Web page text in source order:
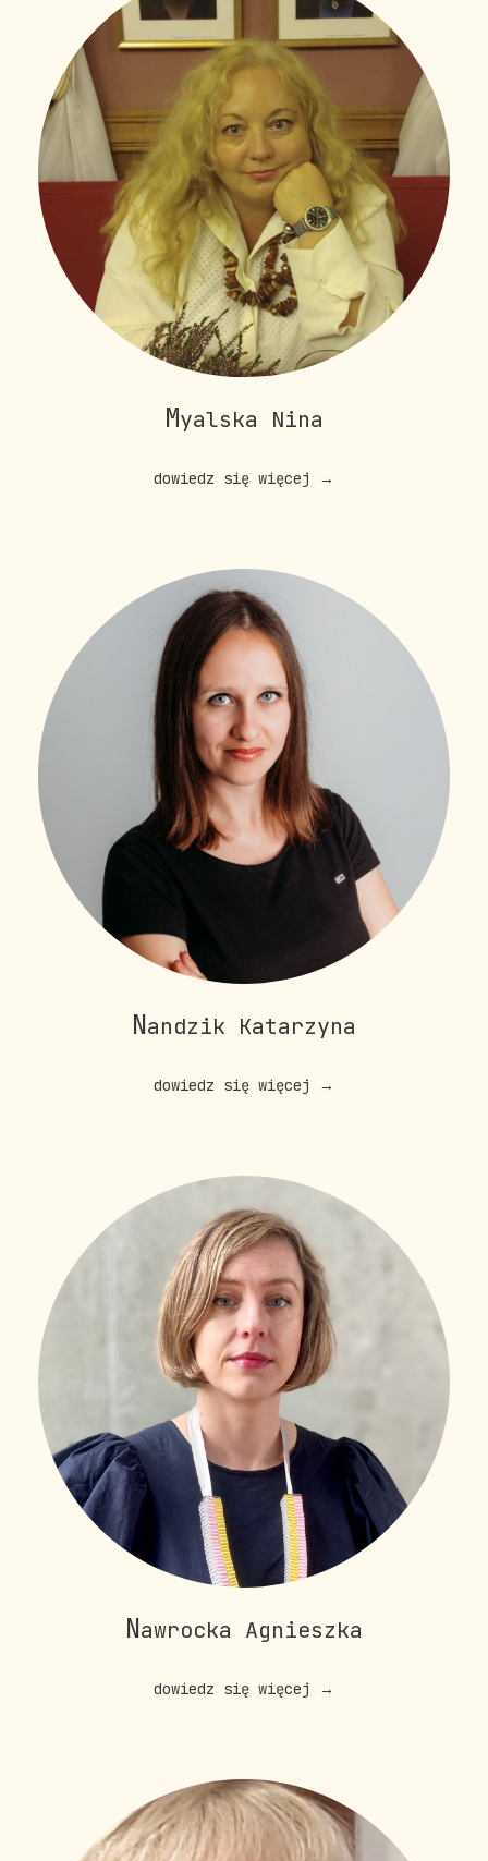
Myalska Nina
dowiedz się więcej
Nandzik Katarzyna
dowiedz się więcej
Nawrocka Agnieszka
dowiedz się więcej